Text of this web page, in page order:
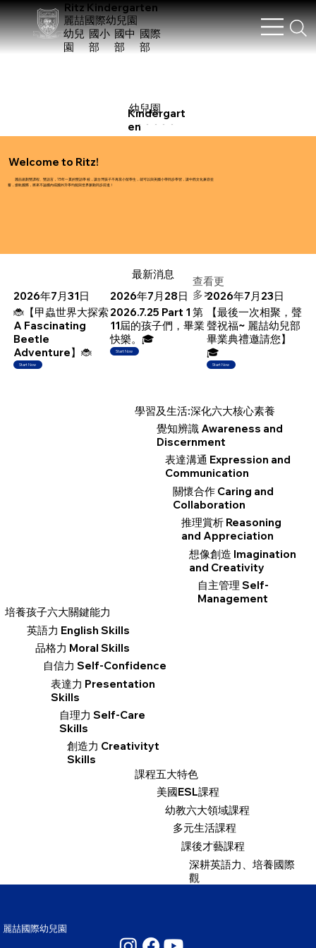
Ritz Kindergarten
麗喆國際幼兒園
幼兒
園
​國小
部
國中
部
國際
部
Kindergart
en
幼兒園
Welcome to Ritz!
麗喆規劃雙課程、雙語言，15年一貫的雙語學 校，讓台灣孩子不再當小留學生，就可以與美國小學同步學習，讓中西文化兼容並
蓄，接軌國際，將來不論國內或國外升學均能與世界脈動同步前進！
最新消息
查看更
多>
2026年7月31日
🐞【甲蟲世界大探索
A Fascinating
Beetle
Adventure】🐞
Start Now
2026年7月28日
2026.7.25 Part 1 第
11屆的孩子們，畢業
快樂。🎓
Start Now
2026年7月23日
【最後一次相聚，聲
聲祝福~ 麗喆幼兒部
畢業典禮邀請您】
🎓
Start Now
​學習及生活:深化六大核心素養
覺知辨識 Awareness and
Discernment
表達溝通 Expression and
Communication
關懷合作 Caring and
Collaboration
推理賞析 Reasoning
and Appreciation
想像創造 Imagination
and Creativity
自主管理 Self-
Management
培養孩子六大關鍵能力
英語力 English Skills
品格力 Moral Skills
自信力 Self-Confidence
表達力 Presentation
Skills
自理力 Self-Care
Skills
創造力 Creativityt
Skills
課程五大特色
美國ESL課程
幼教六大領域課程
多元生活課程
課後才藝課程
深耕英語力、培養國際
觀
麗喆國際幼兒園